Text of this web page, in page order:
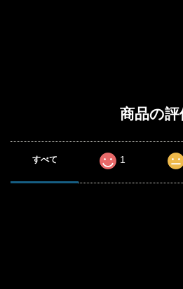
商品の
すべて 1